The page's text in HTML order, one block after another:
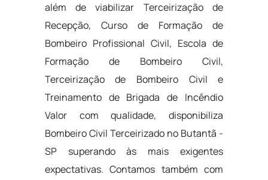
além de viabilizar Terceirização de
Recepção, Curso de Formação de
Bombeiro Profissional Civil, Escola de
Formação de Bombeiro Civil,
Terceirização de Bombeiro Civil e
Treinamento de Brigada de Incêndio
Valor com qualidade, disponibiliza
Bombeiro Civil Terceirizado no Butantã -
SP superando às mais exigentes
expectativas. Contamos também com